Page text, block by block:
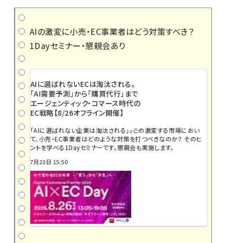
AIの激変に小売・EC事業者はどう対策すべき？
1Dayセミナー・懇親会あり
AIに選ばれないECは淘汰される。
「AI需要予測」から「購買代行」まで
エージェンティック・コマース時代の
EC戦略【8/26オフライン開催】
「AIに選ばれない企業は淘汰される」――。この激変する市場におい
て、小売・EC事業者はどのような対策を打つべきなのか？ そのヒ
ントを学べる1Dayセミナーです。懇親会も実施します。
7月23日 15:50